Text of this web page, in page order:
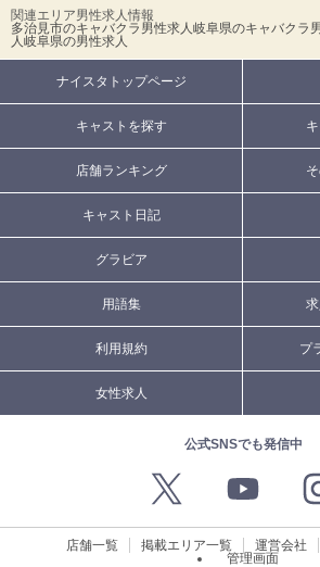
関連エリア男性求人情報
多治見市のキャバクラ男性求人 岐阜県のキャバクラ
人 岐阜県の男性求人
ナイスタトップページ
キャストを探す
店舗ランキング
キャスト日記
グラビア
用語集
利用規約 プ
女性求人
公式SNSでも発信中
店舗一覧 掲載エリア一覧 運営会社
管理画面